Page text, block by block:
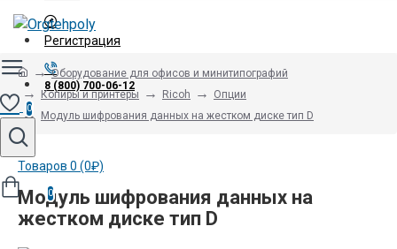
Регистрация
8 (800) 700-06-12
0
Товаров 0 (0₽)
0
Оборудование для офисов и минитипографий
Копиры и принтеры
Ricoh
Опции
Модуль шифрования данных на жестком диске тип D
Модуль шифрования данных на
жестком диске тип D